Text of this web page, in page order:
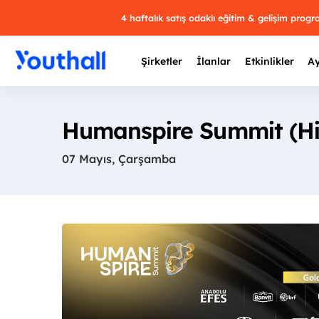
4 haftalık satış odaklı eğitim & gelişim
Şirketler İlanlar Etkinlikler
Humanspire Summit
07 Mayıs, Çarşamba